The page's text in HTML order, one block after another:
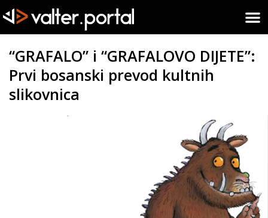
“GRAFALO” i “GRAFALOVO DIJETE”:
Prvi bosanski prevod kultnih
slikovnica